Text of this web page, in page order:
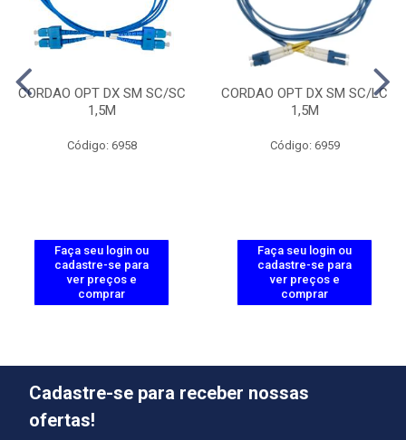
CORDAO OPT DX SM SC/SC
1,5M
Código: 6958
Faça seu login ou
cadastre-se para
ver preços e
comprar
CORDAO OPT DX SM SC/LC
1,5M
Código: 6959
Faça seu login ou
cadastre-se para
ver preços e
comprar
Cadastre-se para receber nossas
ofertas!